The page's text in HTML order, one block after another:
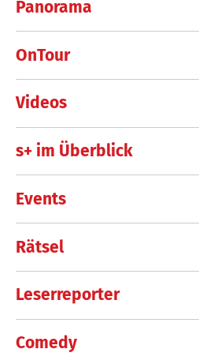
Panorama
OnTour
Videos
s+ im Überblick
Events
Rätsel
Leserreporter
Comedy